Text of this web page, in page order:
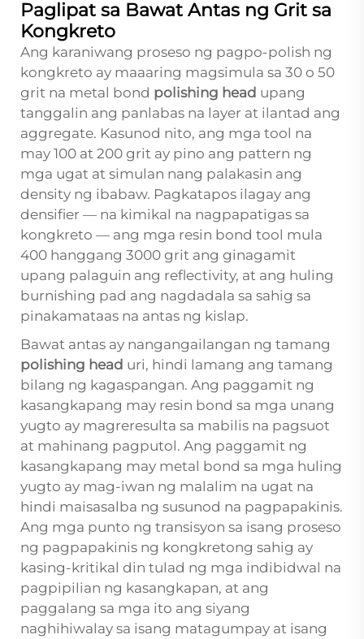
Paglipat sa Bawat Antas ng Grit sa
Kongkreto
Ang karaniwang proseso ng pagpo-polish ng
kongkreto ay maaaring magsimula sa 30 o 50
grit na metal bond polishing head upang
tanggalin ang panlabas na layer at ilantad ang
aggregate. Kasunod nito, ang mga tool na
may 100 at 200 grit ay pino ang pattern ng
mga ugat at simulan nang palakasin ang
density ng ibabaw. Pagkatapos ilagay ang
densifier — na kimikal na nagpapatigas sa
kongkreto — ang mga resin bond tool mula
400 hanggang 3000 grit ang ginagamit
upang palaguin ang reflectivity, at ang huling
burnishing pad ang nagdadala sa sahig sa
pinakamataas na antas ng kislap.
Bawat antas ay nangangailangan ng tamang
polishing head uri, hindi lamang ang tamang
bilang ng kagaspangan. Ang paggamit ng
kasangkapang may resin bond sa mga unang
yugto ay magreresulta sa mabilis na pagsuot
at mahinang pagputol. Ang paggamit ng
kasangkapang may metal bond sa mga huling
yugto ay mag-iwan ng malalim na ugat na
hindi maisasalba ng susunod na pagpapakinis.
Ang mga punto ng transisyon sa isang proseso
ng pagpapakinis ng kongkretong sahig ay
kasing-kritikal din tulad ng mga indibidwal na
pagpipilian ng kasangkapan, at ang
paggalang sa mga ito ang siyang
naghihiwalay sa isang matagumpay at isang